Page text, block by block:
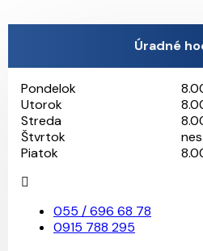
Úradné
Pondelok
Utorok
Streda
Štvrtok
Piatok
055 / 696 68 78
0915 788 295